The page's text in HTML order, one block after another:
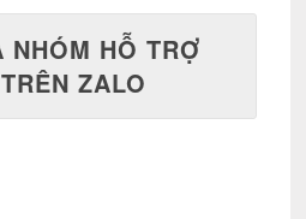
NHÓM HỖ TRỢ
ZALO